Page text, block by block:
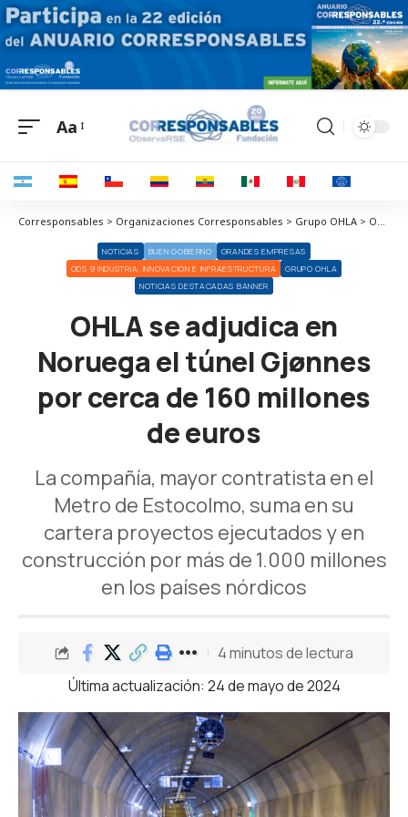
Aa
Corresponsables > Organizaciones Corresponsables > Grupo OHLA > OHLA se adjudica en Noruega el túnel Gjønnes por cerca de 160 millones de euros
NOTICIAS BUEN GOBIERNO
GRANDES EMPRESAS
ODS 9 INDUSTRIA, INNOVACIÓN E INFRAESTRUCTURA
GRUPO OHLA
NOTICIAS DESTACADAS BANNER
OHLA se adjudica en
Noruega el túnel Gjønnes
por cerca de 160 millones
de euros
La compañía, mayor contratista en el
Metro de Estocolmo, suma en su
cartera proyectos ejecutados y en
construcción por más de 1.000 millones
en los países nórdicos
Última actualización: 24 de mayo de 2024
4 minutos de lectura